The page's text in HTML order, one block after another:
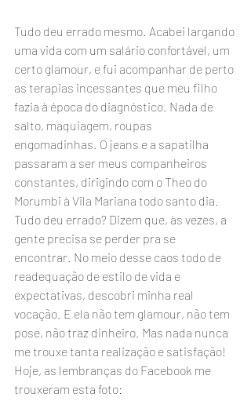
Tudo deu errado mesmo. Acabei largando
uma vida com um salário confortável, um
certo glamour, e fui acompanhar de perto
as terapias incessantes que meu filho
fazia à época do diagnóstico. Nada de
salto, maquiagem, roupas
engomadinhas. O jeans e a sapatilha
passaram a ser meus companheiros
constantes, dirigindo com o Theo do
Morumbi à Vila Mariana todo santo dia.
Tudo deu errado? Dizem que, às vezes, a
gente precisa se perder pra se
encontrar. No meio desse caos todo de
readequação de estilo de vida e
expectativas, descobri minha real
vocação. E ela não tem glamour, não tem
pose, não traz dinheiro. Mas nada nunca
me trouxe tanta realização e satisfação!
Hoje, as lembranças do Facebook me
trouxeram esta foto: